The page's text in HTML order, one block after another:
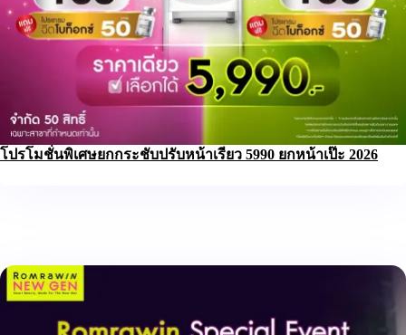
โปรโมชั่นพิเศษยกกระชับปรับหน้าเรียว 5990 ยกหน้าเป๊ะ 2026